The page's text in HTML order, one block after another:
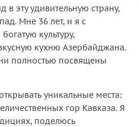
эту удивительную страну,
Мне 36 лет, и я с
культуру,
кухню Азербайджана.
полностью посвящены
уникальные места:
гор Кавказа. Я
поделюсь